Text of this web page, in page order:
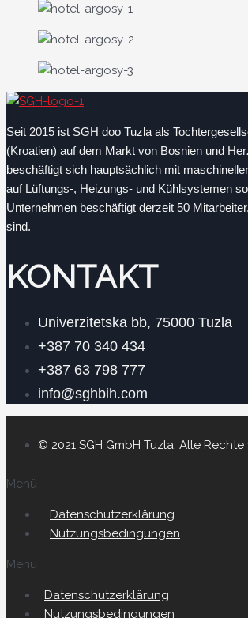
Seit 2015 ist SGH doo Tuzla als
(Kroatien) auf dem Markt von Bosnien und
beschäftigt sich hauptsächlich mit
auf Lüftungs-, Heizungs- und Kühlsystemen
Unternehmen beschäftigt derzeit 50
sind.
KONTAKT
Univerzitetska bb, 75000 Tuzla
+387 70 340 434
+387 63 798 777
info@sghbih.com
© 2021 SGH GmbH Tuzla. Alle
Menü
Datenschutzerklärung
Nutzungsbedingungen
Menü
Datenschutzerklärung
Nutzungsbedingungen